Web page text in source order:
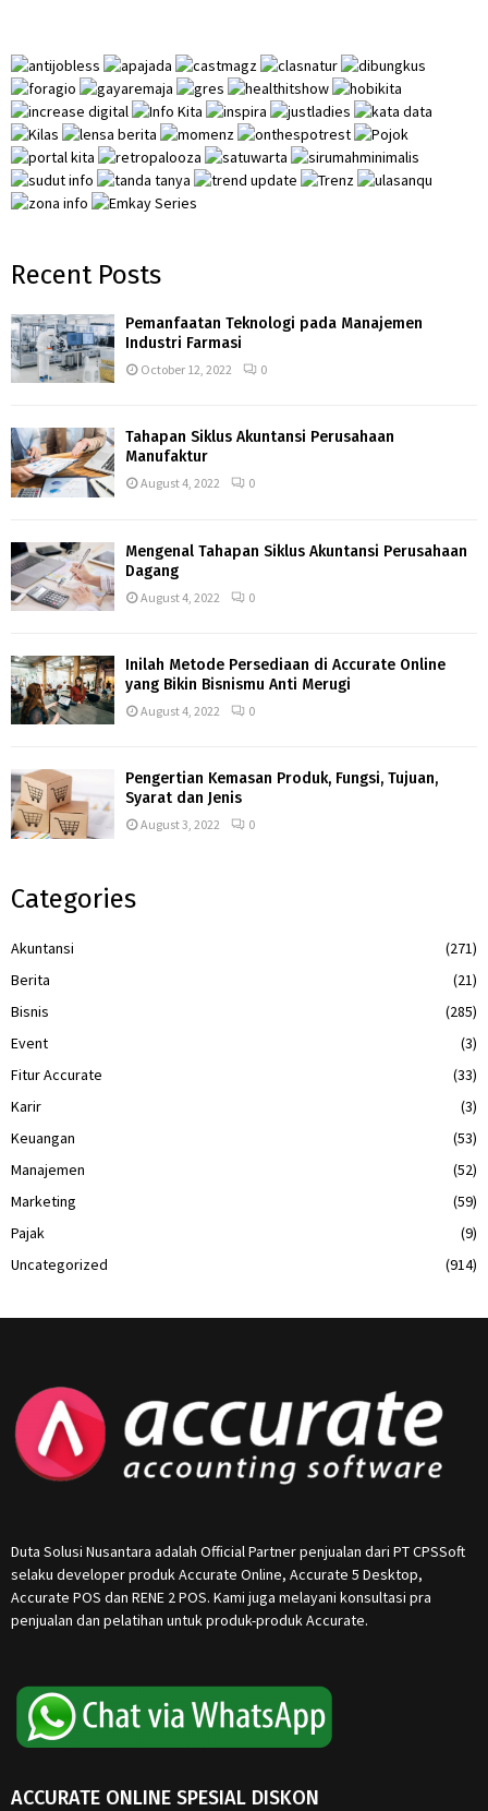
r
:
Recent Posts
Pemanfaatan Teknologi pada Manajemen
Industri Farmasi
October 12, 2022 0
Tahapan Siklus Akuntansi Perusahaan
Manufaktur
August 4, 2022 0
Mengenal Tahapan Siklus Akuntansi Perusahaan
Dagang
August 4, 2022 0
Inilah Metode Persediaan di Accurate Online
yang Bikin Bisnismu Anti Merugi
August 4, 2022 0
Pengertian Kemasan Produk, Fungsi, Tujuan,
Syarat dan Jenis
August 3, 2022 0
Categories
Akuntansi
(271)
Berita
(21)
Bisnis
(285)
Event
(3)
Fitur Accurate
(33)
Karir
(3)
Keuangan
(53)
Manajemen
(52)
Marketing
(59)
Pajak
(9)
Uncategorized
(914)
Duta Solusi Nusantara adalah Official Partner penjualan dari PT CPSSoft
selaku developer produk Accurate Online, Accurate 5 Desktop,
Accurate POS dan RENE 2 POS. Kami juga melayani konsultasi pra
penjualan dan pelatihan untuk produk-produk Accurate.
ACCURATE ONLINE SPESIAL DISKON